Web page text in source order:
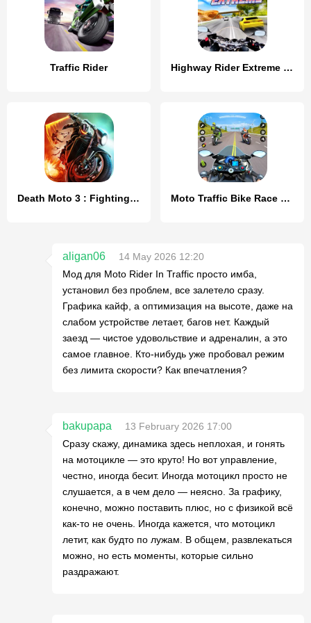
Traffic Rider Highway Rider Extreme - 3D Mot
Death Moto 3 : Fighting Rider Moto Traffic Bike Race Game 3d
aligan06
14 May 2026 12:20
Мод для Moto Rider In Traffic просто имба,
установил без проблем, все залетело сразу.
Графика кайф, а оптимизация на высоте, даже на
слабом устройстве летает, багов нет. Каждый
заезд — чистое удовольствие и адреналин, а это
самое главное. Кто-нибудь уже пробовал режим
без лимита скорости? Как впечатления?
bakupapa
13 February 2026 17:00
Сразу скажу, динамика здесь неплохая, и гонять
на мотоцикле — это круто! Но вот управление,
честно, иногда бесит. Иногда мотоцикл просто не
слушается, а в чем дело — неясно. За графику,
конечно, можно поставить плюс, но с физикой всё
как-то не очень. Иногда кажется, что мотоцикл
летит, как будто по лужам. В общем, развлекаться
можно, но есть моменты, которые сильно
раздражают.